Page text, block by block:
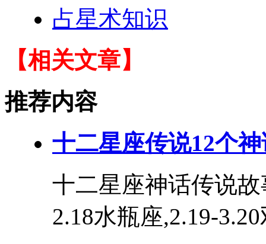
占星术知识
【相关文章】
推荐内容
十二星座传说12个
十二星座神话传说
2.18水瓶座,2.19-